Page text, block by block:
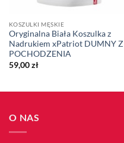
KOSZULKI MĘSKIE
Oryginalna Biała Koszulka z
Nadrukiem xPatriot DUMNY Z
POCHODZENIA
59,00zł
O NAS